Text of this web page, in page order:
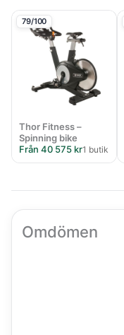
79/100
Thor Fitness –
Spinning bike
Från 40 575 kr1 butik
Omdömen